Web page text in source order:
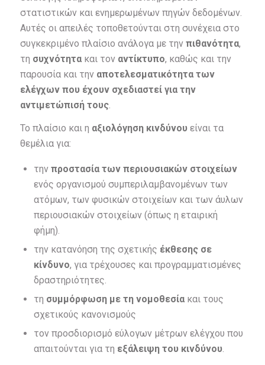
στατιστικών και ενημερωμένων πηγών δεδομένων.
Αυτές οι απειλές τοποθετούνται στη συνέχεια στο
συγκεκριμένο πλαίσιο ανάλογα με την πιθανότητα,
τη συχνότητακαι τον αντίκτυπο, καθώς και την
παρουσία και την αποτελεσματικότητα των
ελέγχων που έχουν σχεδιαστεί για την
αντιμετώπισή τους.
Το πλαίσιο και η αξιολόγηση κινδύνουείναι τα
θεμέλια για:
την προστασία των περιουσιακών στοιχείων
ενός οργανισμού συμπεριλαμβανομένων των
ατόμων, των φυσικών στοιχείων και των άυλων
περιουσιακών στοιχείων (όπως η εταιρική
φήμη).
την κατανόηση της σχετικής έκθεσης σε
κίνδυνο, για τρέχουσες και προγραμματισμένες
δραστηριότητες.
τη συμμόρφωση με τη νομοθεσίακαι τους
σχετικούς κανονισμούς
τον προσδιορισμό εύλογων μέτρων ελέγχου που
απαιτούνται για τη εξάλειψη του κινδύνου.